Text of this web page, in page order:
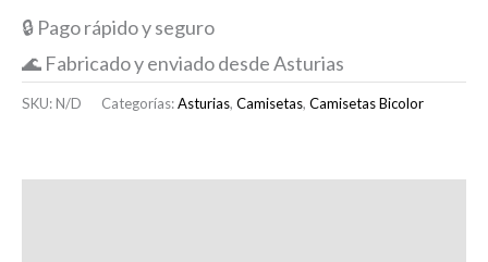
🔒 Pago rápido y seguro
🌊 Fabricado y enviado desde Asturias
SKU:N/D Categorías:Asturias, Camisetas, Camisetas Bicolor